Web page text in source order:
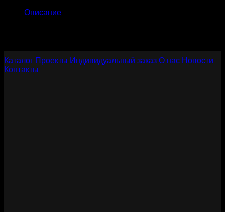
Описание
Каталог Проекты Индивидуальный заказ О нас Новости
Контакты